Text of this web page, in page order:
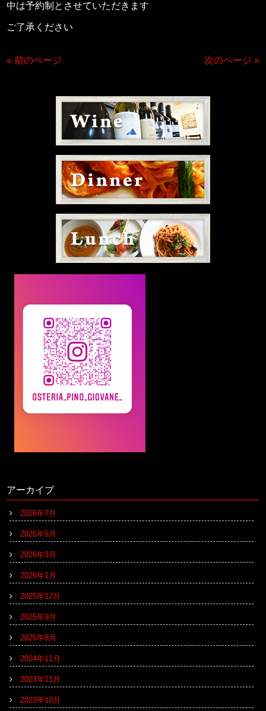
中は予約制とさせていただきます
ご了承ください
« 前のページ 次のページ »
アーカイブ
2026年7月
2026年5月
2026年3月
2026年1月
2025年12月
2025年9月
2025年8月
2024年11月
2023年11月
2023年10月